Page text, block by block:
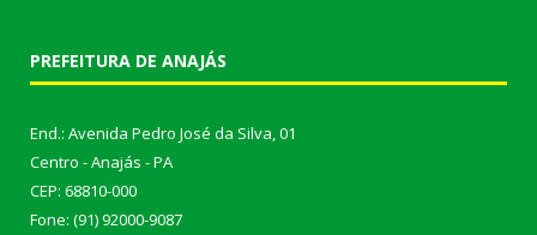
PREFEITURA DE ANAJÁS
End.: Avenida Pedro José da Silva, 01
Centro - Anajás - PA
CEP: 68810-000
Fone: (91) 92000-9087